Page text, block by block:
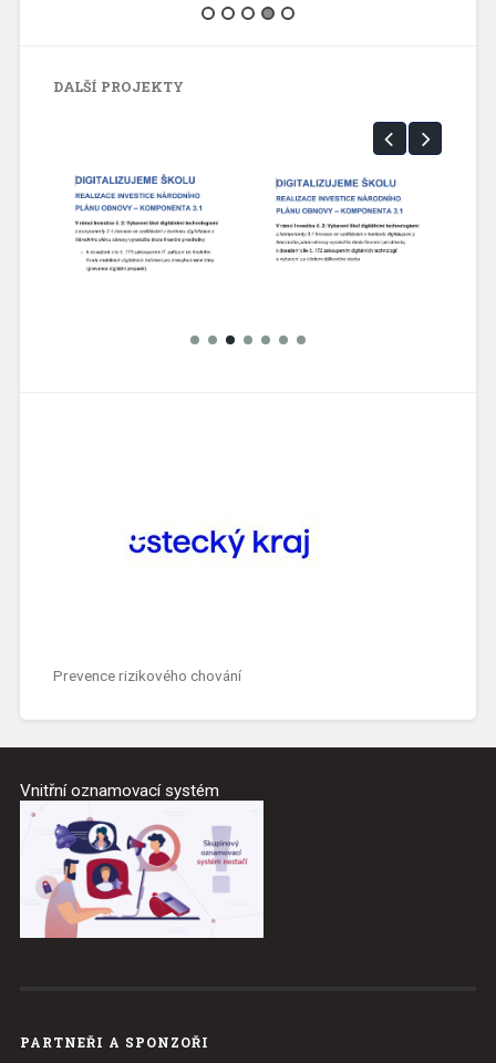
DALŠÍ PROJEKTY
Prevence rizikového chování
Vnitřní oznamovací systém
PARTNEŘI A SPONZOŘI